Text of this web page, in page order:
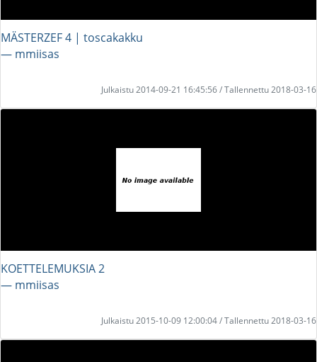
MÄSTERZEF 4 | toscakakku
― mmiisas
Julkaistu 2014-09-21 16:45:56 / Tallennettu 2018-03-16
KOETTELEMUKSIA 2
― mmiisas
Julkaistu 2015-10-09 12:00:04 / Tallennettu 2018-03-16